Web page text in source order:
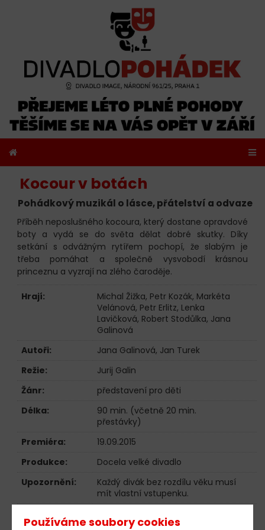
Kocour v botách
Pohádkový muzikál o lásce, přátelství a odvaze
Příběh neposlušného kocoura, který dostane opravdové
boty a vydá se do světa dělat dobré skutky. Díky
setkání s odvážným rytířem pochopí, že slabým je
třeba pomáhat a společně vysvobodí krásnou
princeznu a vyzrají na zlého čaroděje.
Hrají: Michal Žižka, Petr Kozák, Markéta
Velánová, Petr Erlitz, Lenka
Lavičková, Robert Stodůlka, Jana
Galinová
Autoři:
Jana Galinová, Jan Turek
Režie:
Jurij Galin
Žánr:
představení pro děti
Délka:
90 min. (včetně 20 min.
přestávky)
Premiéra:
19.09.2015
Produkce:
Docela velké divadlo
Upozornění:
Každý divák bez rozdílu věku musí
mít vlastní vstupenku.
Používáme soubory cookies